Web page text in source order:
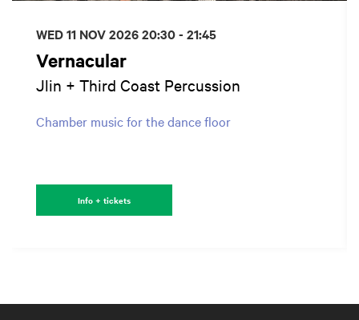
Vernacular
Jlin + Third Coast Percussion
Chamber music for the dance floor
WED 11 NOV 202620:30 - 21:45
Info + tickets